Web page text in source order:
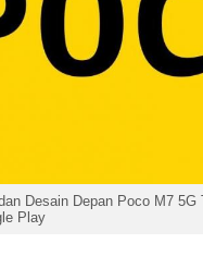
Desain Depan Poco M7 5G
Play